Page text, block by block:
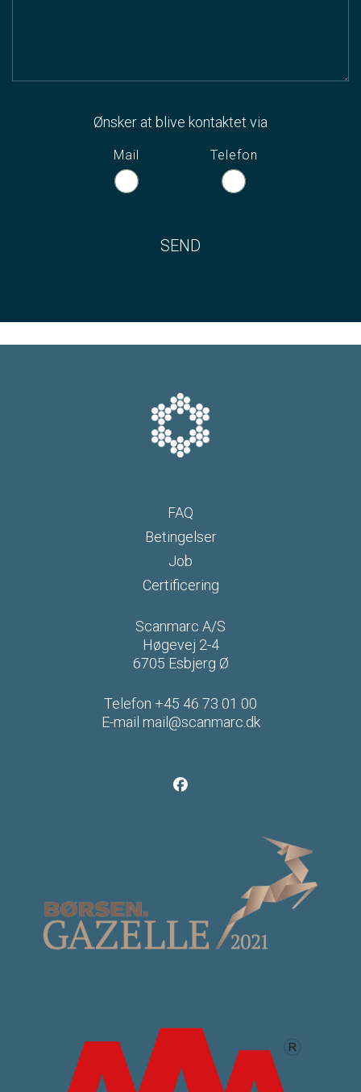
Ønsker at blive kontaktet via
Mail Telefon
FAQ
Betingelser
Job
Certificering
Scanmarc A/S
Høgevej 2-4
6705 Esbjerg Ø
Telefon +45 46 73 01 00
E-mail mail@scanmarc.dk